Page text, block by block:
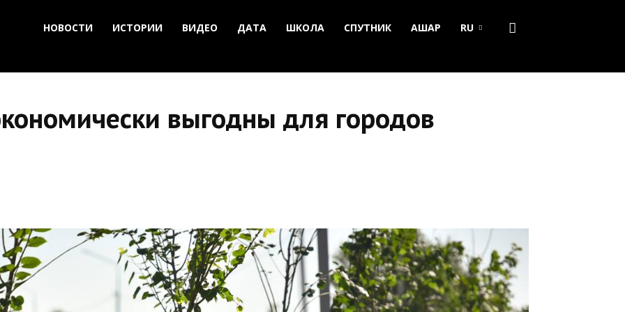
НОВОСТИ ИСТОРИИ ВИДЕО ДАТА ШКОЛА СПУТНИК АШАР RU
выгодны для городов